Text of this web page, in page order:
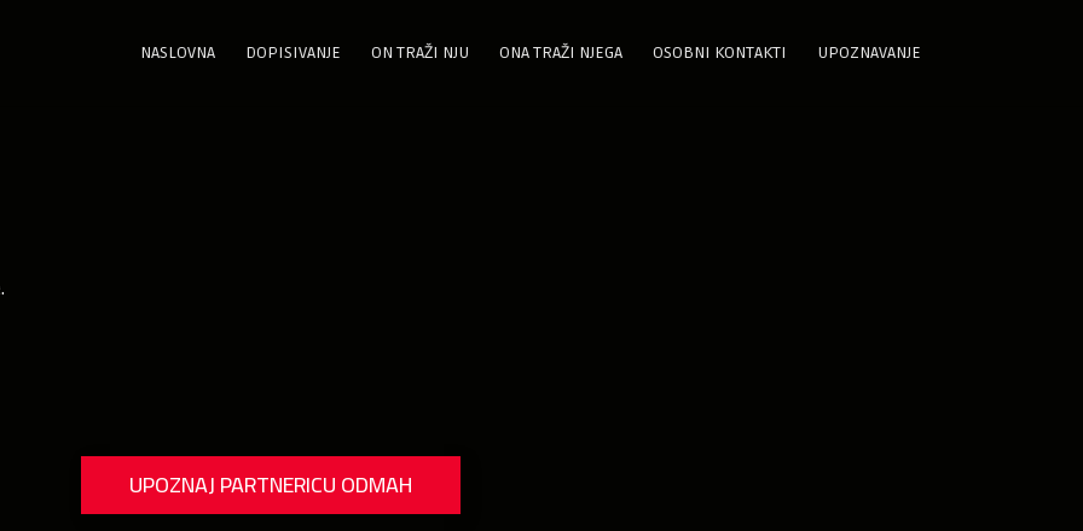
NASLOVNA DOPISIVANJE ON TRAŽI NJU ONA TRAŽI NJEGA OSOBNI KONTAKTI UPOZNAVANJE
UPOZNAJ PARTNERICU ODMAH